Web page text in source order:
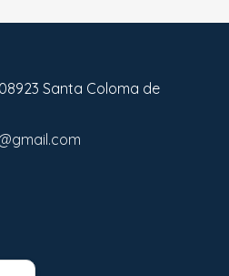
Santa Coloma de